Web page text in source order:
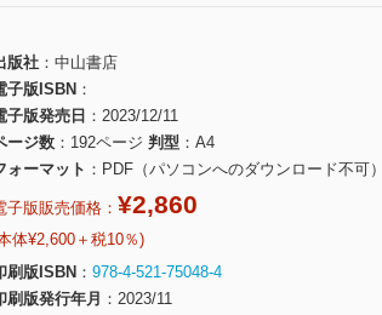
版社
中山書店
子版ISBN
子版発売日
2023/12/11
ージ数
192ページ 判型
A4
ォーマット
PDF（パソコンへのダウンロード不可）
子版販売価格： ¥2,860
体¥2,600＋税10％)
刷版ISBN
978-4-521-75048-4
刷版発行年月
2023/11